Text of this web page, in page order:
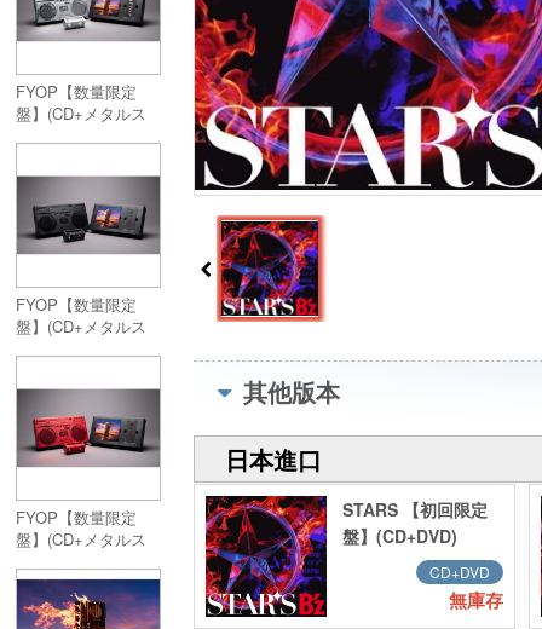
FYOP【数量限定
盤】(CD+メタルス
FYOP【数量限定
盤】(CD+メタルス
FYOP【数量限定
盤】(CD+メタルス
カー＜RED＞】
其他版本
日本進口
STARS 【初回限定
盤】(CD+DVD)
CD+DVD
無庫存